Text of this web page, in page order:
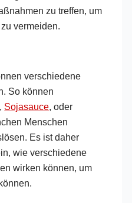
zu treffen, um
vermeiden.
verschiedene
So können
Sojasauce, oder
Menschen
Es ist daher
wie verschiedene
wirken können, um